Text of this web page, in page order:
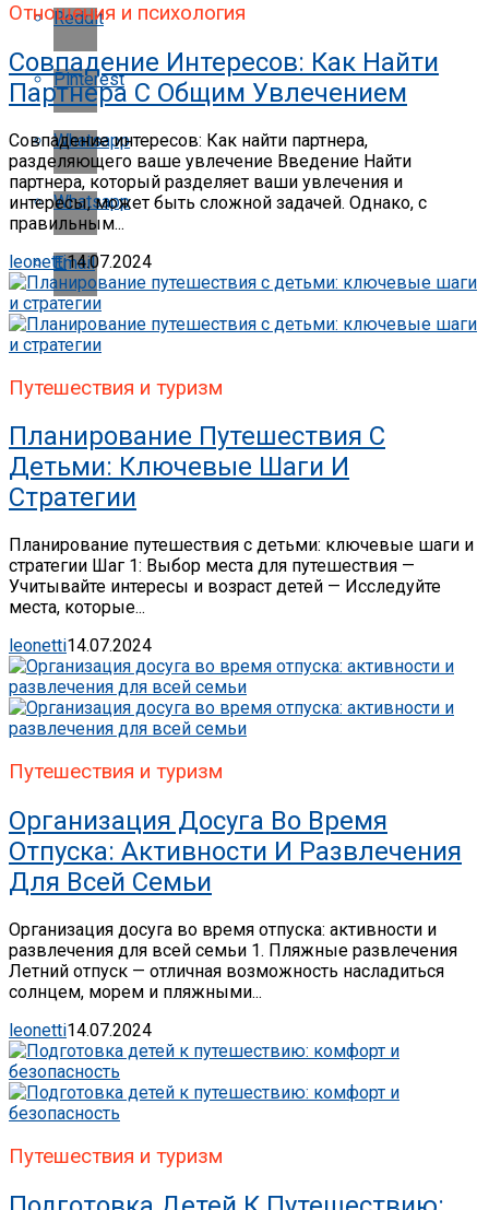
Reddit
Pinterest
Whatsapp
Whatsapp
Email
Отношения и психология
Совпадение Интересов: Как Найти
Партнера С Общим Увлечением
Совпадение интересов: Как найти партнера,
разделяющего ваше увлечение Введение Найти
партнера, который разделяет ваши увлечения и
интересы, может быть сложной задачей. Однако, с
правильным...
leonetti14.07.2024
Путешествия и туризм
Планирование Путешествия С
Детьми: Ключевые Шаги И
Стратегии
Планирование путешествия с детьми: ключевые шаги и
стратегии Шаг 1: Выбор места для путешествия —
Учитывайте интересы и возраст детей — Исследуйте
места, которые...
leonetti14.07.2024
Путешествия и туризм
Организация Досуга Во Время
Отпуска: Активности И Развлечения
Для Всей Семьи
Организация досуга во время отпуска: активности и
развлечения для всей семьи 1. Пляжные развлечения
Летний отпуск — отличная возможность насладиться
солнцем, морем и пляжными...
leonetti14.07.2024
Путешествия и туризм